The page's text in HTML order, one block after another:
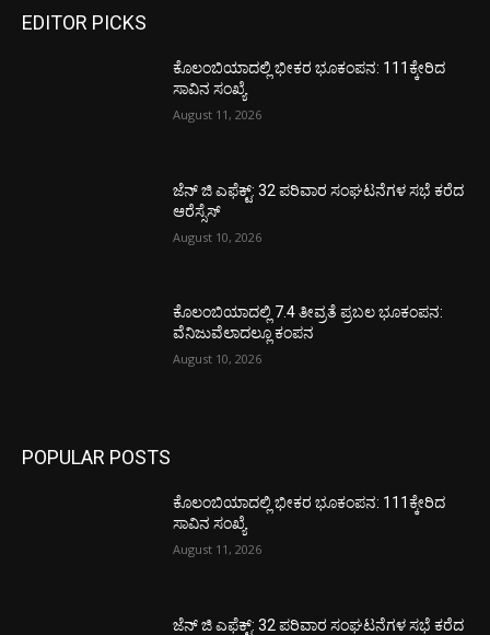
EDITOR PICKS
ಕೊಲಂಬಿಯಾದಲ್ಲಿ ಭೀಕರ ಭೂಕಂಪನ: 111ಕ್ಕೇರಿದ
ಸಾವಿನ ಸಂಖ್ಯೆ
August 11, 2026
ಜೆನ್ ಜಿ ಎಫೆಕ್ಟ್: 32 ಪರಿವಾರ ಸಂಘಟನೆಗಳ ಸಭೆ ಕರೆದ
ಆರೆಸ್ಸೆಸ್
August 10, 2026
ಕೊಲಂಬಿಯಾದಲ್ಲಿ 7.4 ತೀವ್ರತೆ ಪ್ರಬಲ ಭೂಕಂಪನ:
ವೆನಿಜುವೆಲಾದಲ್ಲೂ ಕಂಪನ
August 10, 2026
POPULAR POSTS
ಕೊಲಂಬಿಯಾದಲ್ಲಿ ಭೀಕರ ಭೂಕಂಪನ: 111ಕ್ಕೇರಿದ
ಸಾವಿನ ಸಂಖ್ಯೆ
August 11, 2026
ಜೆನ್ ಜಿ ಎಫೆಕ್ಟ್: 32 ಪರಿವಾರ ಸಂಘಟನೆಗಳ ಸಭೆ ಕರೆದ